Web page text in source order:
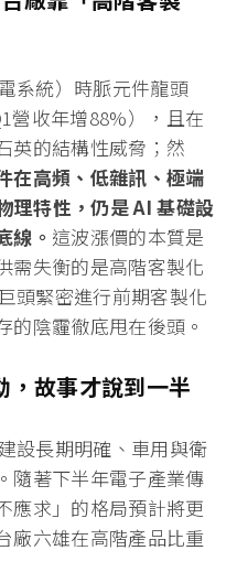
系統）時脈元件龍頭
營收年增88%），且在
英的結構性威脅；然
在高頻、低雜訊、極端
理特性，仍是 AI 基礎設
線。 這波漲價的本質是
需失衡的是高階客製化
頭緊密進行前期客製化
的陰霾徹底甩在後頭。
，故事才說到一半
設長期明確、車用與衛
隨著下半年電子產業傳
應求」的格局預計將更
廠六雄在高階產品比重